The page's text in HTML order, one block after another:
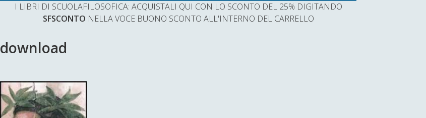
I LIBRI DI SCUOLAFILOSOFICA: ACQUISTALI QUI CON LO SCONTO DEL 25% DIGITANDO
SFSCONTO NELLA VOCE BUONO SCONTO ALL'INTERNO DEL CARRELLO
download